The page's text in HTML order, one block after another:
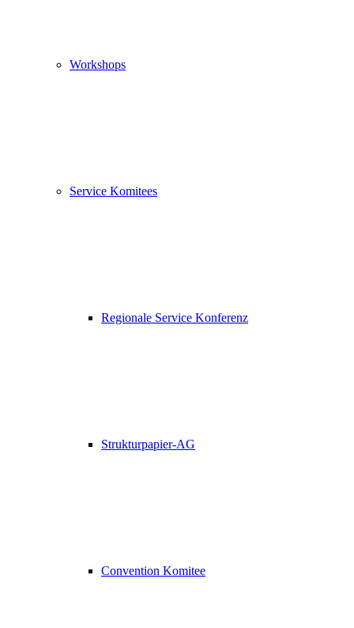
Workshops
Service Komitees
Regionale Service Konferenz
Strukturpapier-AG
Convention Komitee